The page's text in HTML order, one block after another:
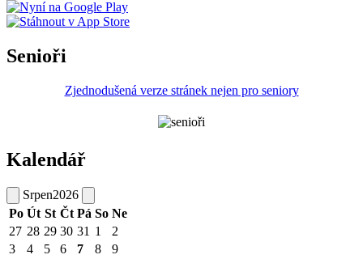
Senioři
Zjednodušená verze stránek nejen pro seniory
Kalendář
Srpen2026
Po Út St Čt Pá So Ne
27 28 29 30 31 1
2
3
4 5 6 7 8
9